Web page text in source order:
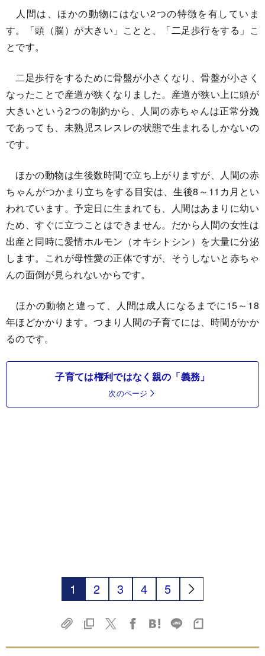
人間は、ほかの動物にはない2つの特徴を有していま
す。「頭（脳）が大きい」ことと、「二足歩行をする」こ
とです。
二足歩行をするために骨盤が小さくなり、骨盤が小さく
なったことで産道が狭くなりました。産道が狭い上に頭が
大きいという2つの制約から、人間の赤ちゃんは正常分娩
であっても、未熟児スレスレの状態で生まれるしかないの
です。
ほかの動物は生後数時間で立ち上がりますが、人間の赤
ちゃんがつかまり立ちをする目安は、生後8～11カ月とい
われています。予定日に生まれても、人間はあまりに幼い
ため、すぐに立つことはできません。だから人間の女性は
出産と同時に愛情ホルモン（オキシトシン）を大量に分泌
します。これが母性愛の正体ですが、そうしないと赤ちゃ
んの面倒が見られないからです。
ほかの動物と違って、人間は成人になるまでに15～18
年ほどかかります。つまり人間の子育てには、時間がかか
るのです。
子育ては権利ではなく親の「義務」
次のページ
1 2 3 4 5